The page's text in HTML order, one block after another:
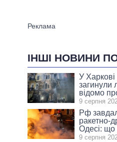
ІНШІ НОВИНИ
У Харкові
загинули
відомо
9 серпня
Рф
ракетно-
Одесі: що
9 серпня